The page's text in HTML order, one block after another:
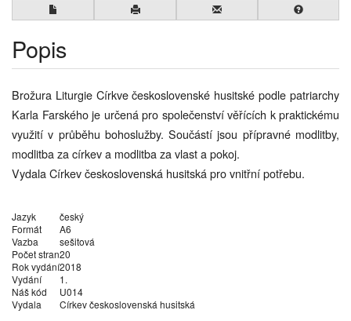
Popis
Brožura Liturgie Církve československé husitské podle patriarchy
Karla Farského je určená pro společenství věřících k praktickému
využití v průběhu bohoslužby. Součástí jsou přípravné modlitby,
modlitba za církev a modlitba za vlast a pokoj.
Vydala Církev československá husitská pro vnitřní potřebu.
Jazyk
český
Formát
A6
Vazba
sešitová
Počet stran20
Rok vydání2018
Vydání
1.
Náš kód
U014
Vydala
Církev československá husitská